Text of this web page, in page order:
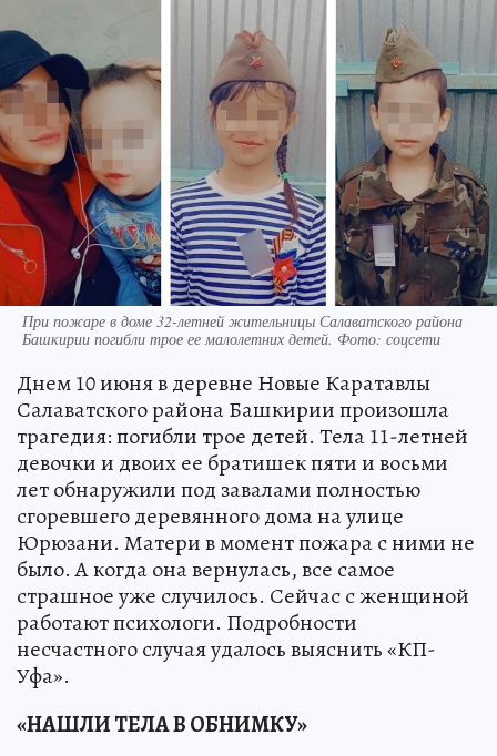
При пожаре в доме 32-летней жительницы Салаватского района
Башкирии погибли трое ее малолетних детей. Фото: соцсети
Днем 10 июня в деревне Новые Каратавлы
Салаватского района Башкирии произошла
трагедия: погибли трое детей. Тела 11-летней
девочки и двоих ее братишек пяти и восьми
лет обнаружили под завалами полностью
сгоревшего деревянного дома на улице
Юрюзани. Матери в момент пожара с ними не
было. А когда она вернулась, все самое
страшное уже случилось. Сейчас с женщиной
работают психологи. Подробности
несчастного случая удалось выяснить «КП-
Уфа».
«НАШЛИ ТЕЛА В ОБНИМКУ»